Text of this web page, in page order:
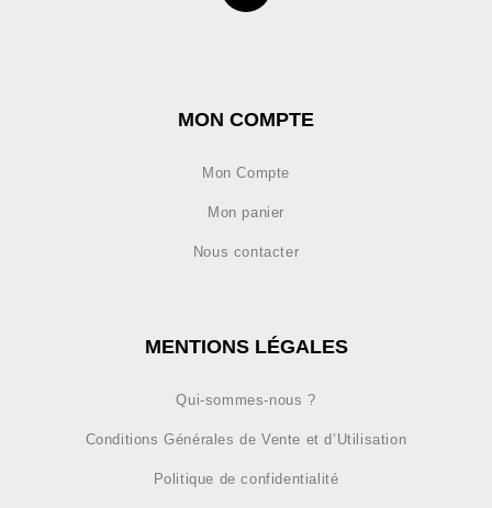
MON COMPTE
Mon Compte
Mon panier
Nous contacter
MENTIONS LÉGALES
Qui-sommes-nous ?
Conditions Générales de Vente et d’Utilisation
Politique de confidentialité